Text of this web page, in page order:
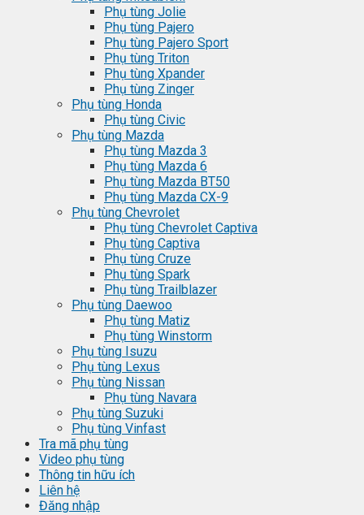
Phụ tùng Jolie
Phụ tùng Pajero
Phụ tùng Pajero Sport
Phụ tùng Triton
Phụ tùng Xpander
Phụ tùng Zinger
Phụ tùng Honda
Phụ tùng Civic
Phụ tùng Mazda
Phụ tùng Mazda 3
Phụ tùng Mazda 6
Phụ tùng Mazda BT50
Phụ tùng Mazda CX-9
Phụ tùng Chevrolet
Phụ tùng Chevrolet Captiva
Phụ tùng Captiva
Phụ tùng Cruze
Phụ tùng Spark
Phụ tùng Trailblazer
Phụ tùng Daewoo
Phụ tùng Matiz
Phụ tùng Winstorm
Phụ tùng Isuzu
Phụ tùng Lexus
Phụ tùng Nissan
Phụ tùng Navara
Phụ tùng Suzuki
Phụ tùng Vinfast
Tra mã phụ tùng
Video phụ tùng
Thông tin hữu ích
Liên hệ
Đăng nhập